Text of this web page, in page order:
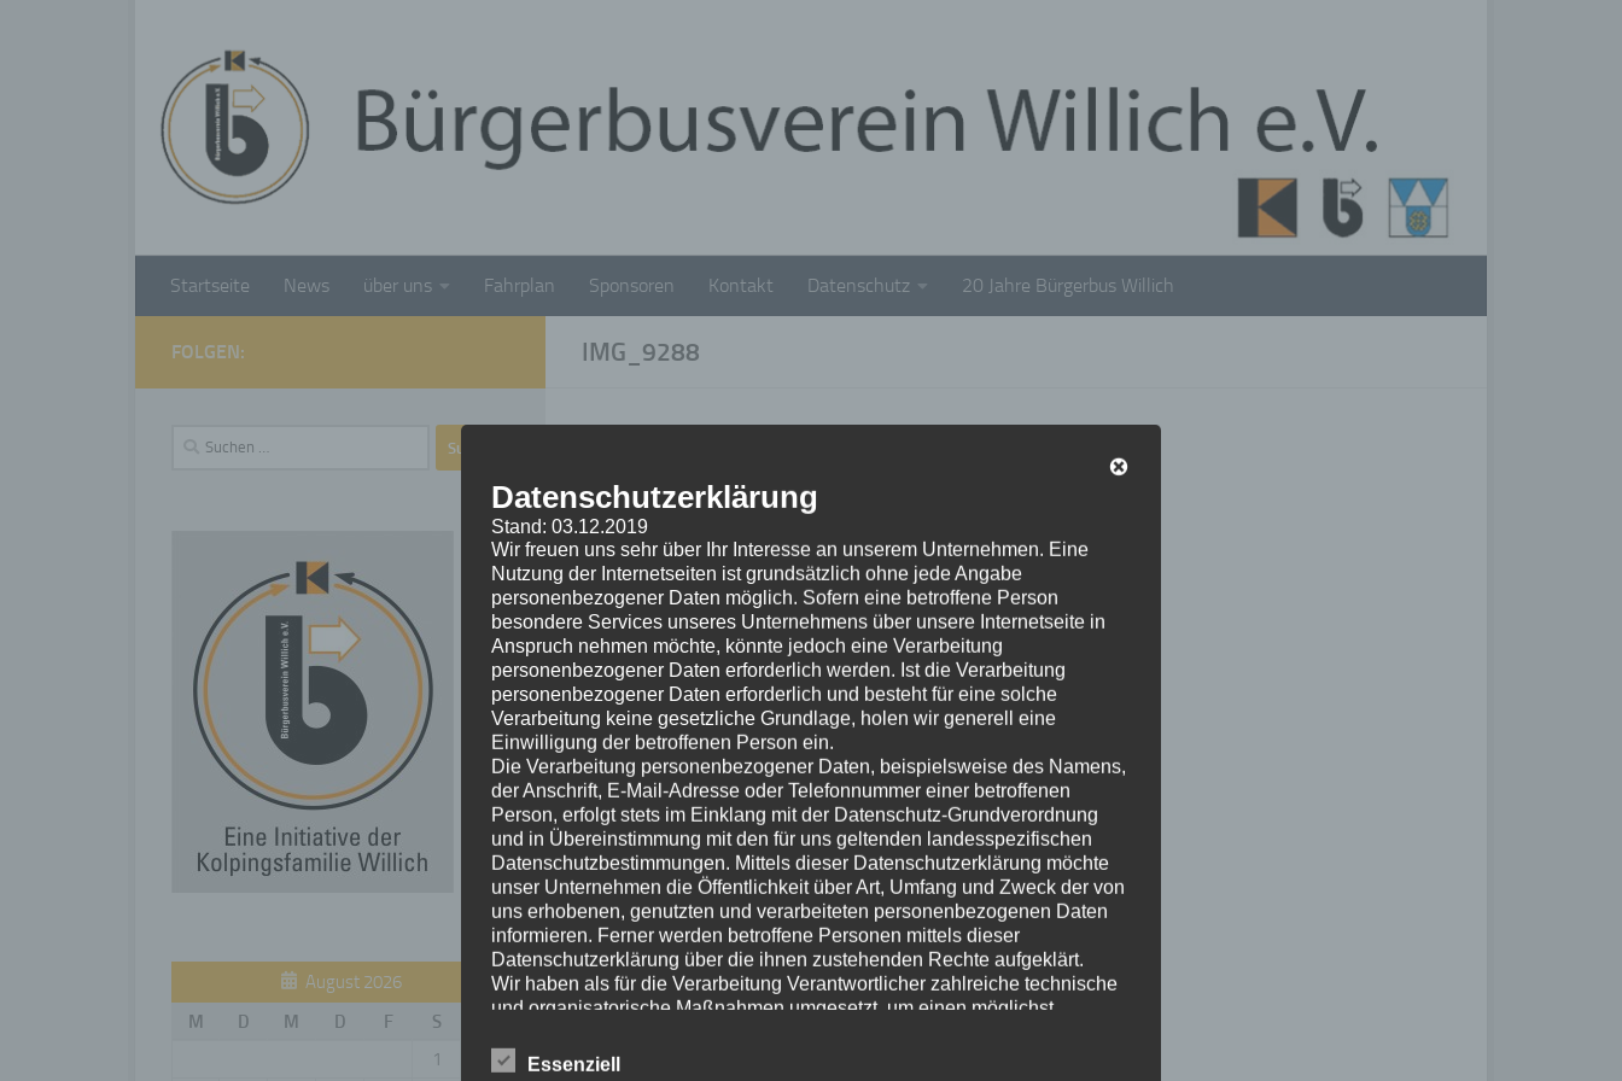
Startseite News über uns Fahrplan Sponsoren Kontakt Datenschutz 20 Jahre Bürgerbus Willich
IMG_9288
18. DEZEMBER 2024
FOLGEN:
Suchen
August 2026
M
D M D F S
1
Datenschutzerklärung
Stand: 03.12.2019
Wir freuen uns sehr über Ihr Interesse an unserem Unternehmen. Eine
Nutzung der Internetseiten ist grundsätzlich ohne jede Angabe
personenbezogener Daten möglich. Sofern eine betroffene Person
besondere Services unseres Unternehmens über unsere Internetseite in
Anspruch nehmen möchte, könnte jedoch eine Verarbeitung
personenbezogener Daten erforderlich werden. Ist die Verarbeitung
personenbezogener Daten erforderlich und besteht für eine solche
Verarbeitung keine gesetzliche Grundlage, holen wir generell eine
Einwilligung der betroffenen Person ein.
Die Verarbeitung personenbezogener Daten, beispielsweise des Namens,
der Anschrift, E-Mail-Adresse oder Telefonnummer einer betroffenen
Person, erfolgt stets im Einklang mit der Datenschutz-Grundverordnung
und in Übereinstimmung mit den für uns geltenden landesspezifischen
Datenschutzbestimmungen. Mittels dieser Datenschutzerklärung möchte
unser Unternehmen die Öffentlichkeit über Art, Umfang und Zweck der von
uns erhobenen, genutzten und verarbeiteten personenbezogenen Daten
informieren. Ferner werden betroffene Personen mittels dieser
Datenschutzerklärung über die ihnen zustehenden Rechte aufgeklärt.
Wir haben als für die Verarbeitung Verantwortlicher zahlreiche technische
und organisatorische Maßnahmen umgesetzt, um einen möglichst
personenbezogenen Daten sicherzustellen. Dennoch können
Essenziell